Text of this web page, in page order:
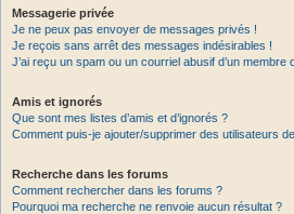
Messagerie privée
Je ne peux pas envoyer de messages privés !
Je reçois sans arrêt des messages indésirables !
J’ai reçu un spam ou un courriel abusif d’un membre
Amis et ignorés
Que sont mes listes d’amis et d’ignorés ?
Comment puis-je ajouter/supprimer des utilisateurs
Recherche dans les forums
Comment rechercher dans les forums ?
Pourquoi ma recherche ne renvoie aucun résultat ?